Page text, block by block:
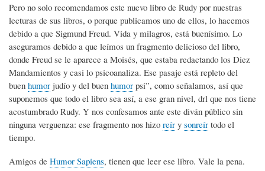
Pero no solo recomendamos este nuevo libro de Rudy por nuestras
lecturas de sus libros, o porque publicamos uno de ellos, lo hacemos
debido a que Sigmund Freud. Vida y milagros, está buenísimo. Lo
aseguramos debido a que leímos un fragmento delicioso del libro,
donde Freud se le aparece a Moisés, que estaba redactando los Diez
Mandamientos y casi lo psicoanaliza. Ese pasaje está repleto del
buen humor judío y del buen humor psi”, como señalamos, así que
suponemos que todo el libro sea así, a ese gran nivel, drl que nos tiene
acostumbrado Rudy. Y nos confesamos ante este diván público sin
ninguna verguenza: ese fragmento nos hizo reír y sonreír todo el
tiempo.
Amigos de Humor Sapiens, tienen que leer ese libro. Vale la pena.